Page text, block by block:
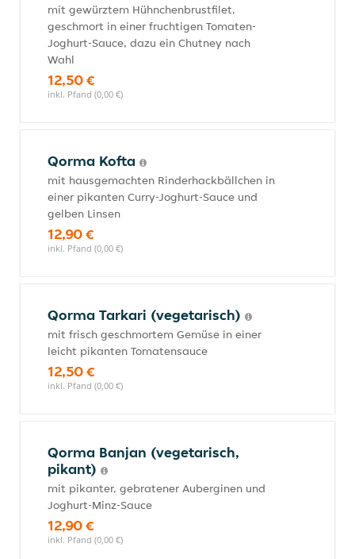
mit gewürztem Hühnchenbrustfilet,
geschmort in einer fruchtigen Tomaten-
Joghurt-Sauce, dazu ein Chutney nach
Wahl
12,50 €
inkl. Pfand (0,00 €)
Qorma Kofta
mit hausgemachten Rinderhackbällchen in
einer pikanten Curry-Joghurt-Sauce und
gelben Linsen
12,90 €
inkl. Pfand (0,00 €)
Qorma Tarkari (vegetarisch)
mit frisch geschmortem Gemüse in einer
leicht pikanten Tomatensauce
12,50 €
inkl. Pfand (0,00 €)
Qorma Banjan (vegetarisch,
pikant)
mit pikanter, gebratener Auberginen und
Joghurt-Minz-Sauce
12,90 €
inkl. Pfand (0,00 €)